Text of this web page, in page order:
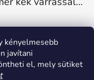
kényelmesebb
javítani
el, mely sütiket
megfelelő.